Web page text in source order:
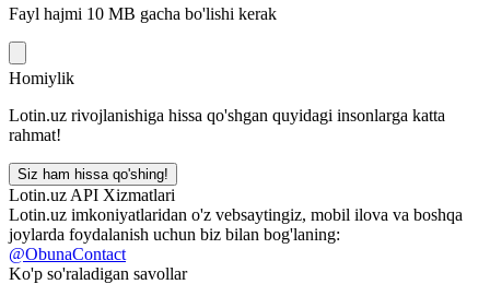
Fayl hajmi 10 MB gacha bo'lishi kerak
Homiylik
Lotin.uz rivojlanishiga hissa qo'shgan quyidagi insonlarga katta
rahmat!
Siz ham hissa qo'shing!
Lotin.uz API Xizmatlari
Lotin.uz imkoniyatlaridan o'z vebsaytingiz, mobil ilova va boshqa
joylarda foydalanish uchun biz bilan bog'laning:
@ObunaContact
Ko'p so'raladigan savollar